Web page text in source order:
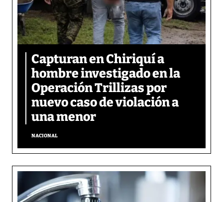
Capturan en Chiriquí a
hombre investigado en la
Operación Trillizas por
nuevo caso de violación a
una menor
NACIONAL